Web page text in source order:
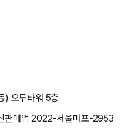
) 오투타워 5층
판매업2022-서울마포-2953